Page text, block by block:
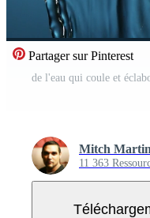
Partager sur Pinterest
Mitch
11 363